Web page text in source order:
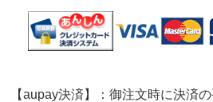
【aupay決済】：御注文時に決済